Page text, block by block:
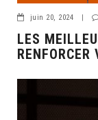
juin 20, 2024
LES